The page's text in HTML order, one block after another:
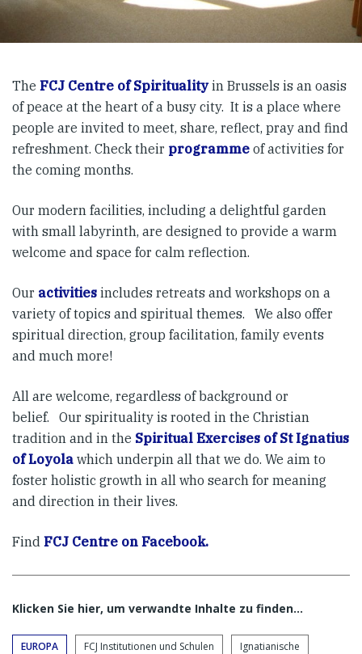
The FCJ Centre of Spiritualityin Brussels is an oasis
of peace at the heart of a busy city. It is a place where
people are invited to meet, share, reflect, pray and find
refreshment. Check their programme of activities for
the coming months.
Our modern facilities, including a delightful garden
with small labyrinth, are designed to provide a warm
welcome and space for calm reflection.
Our activities includes retreats and workshops on a
variety of topics and spiritual themes. We also offer
spiritual direction, group facilitation, family events
and much more!
All are welcome, regardless of background or
belief. Our spirituality is rooted in the Christian
tradition and in the Spiritual Exercises of St Ignatius
of Loyola which underpin all that we do. We aim to
foster holistic growth in all who search for meaning
and direction in their lives.
Find FCJ Centre on Facebook.
Klicken Sie hier, um verwandte Inhalte zu finden…
EUROPA FCJ Institutionen und Schulen Ignatianische